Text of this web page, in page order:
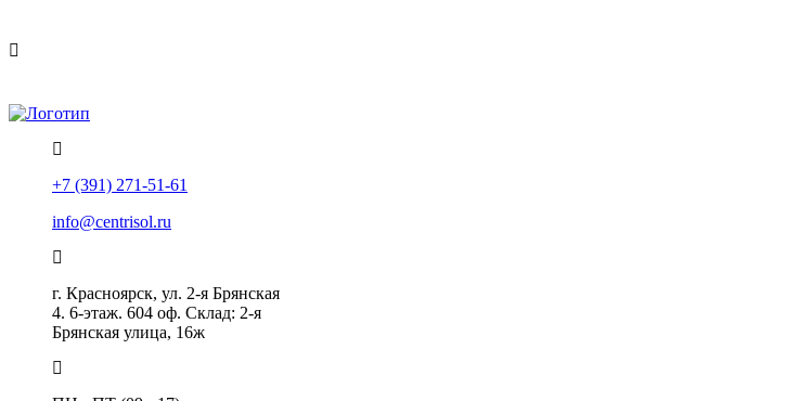
+7 (391) 271-51-61
info@centrisol.ru
г. Красноярск, ул. 2-я Брянская
4. 6-этаж. 604 оф. Склад: 2-я
Брянская улица, 16ж